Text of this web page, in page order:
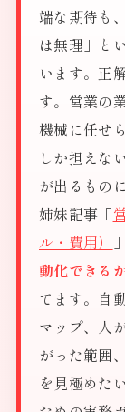
端な期待も
は無理」と
います。正
す。営業の
機械に任せ
しか担えな
が出るもの
姉妹記事「
ル・費用）
動化できる
てます。自
マップ、人
がった範囲
を見極めた